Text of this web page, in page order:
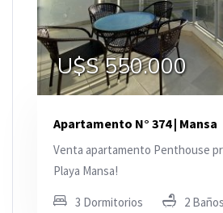
U$S 550.000
Apartamento N° 374 | Mansa
Venta apartamento Penthouse
Playa Mansa!
3 Dormitorios 2 Baños